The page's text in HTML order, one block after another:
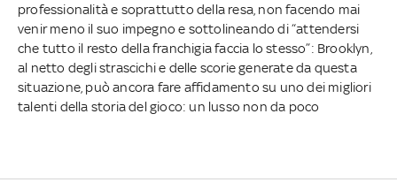
professionalità e soprattutto della resa, non facendo mai
venir meno il suo impegno e sottolineando di “attendersi
che tutto il resto della franchigia faccia lo stesso”: Brooklyn,
al netto degli strascichi e delle scorie generate da questa
situazione, può ancora fare affidamento su uno dei migliori
talenti della storia del gioco: un lusso non da poco